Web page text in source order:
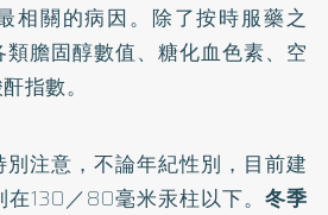
相關的病因。除了按時服藥之
膽固醇數值、糖化血色素、空
指數。
注意，不論年紀性別，目前建
130／80毫米汞柱以下。 冬季